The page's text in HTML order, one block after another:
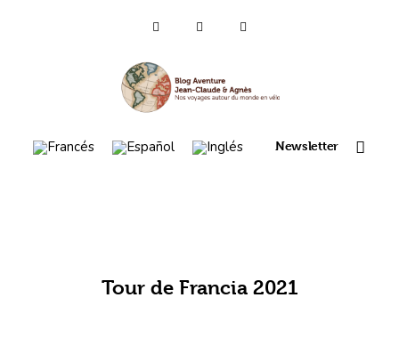
Newsletter
Voyages 2025/26
Asia (es)
France 2021
Tour de Francia 2021